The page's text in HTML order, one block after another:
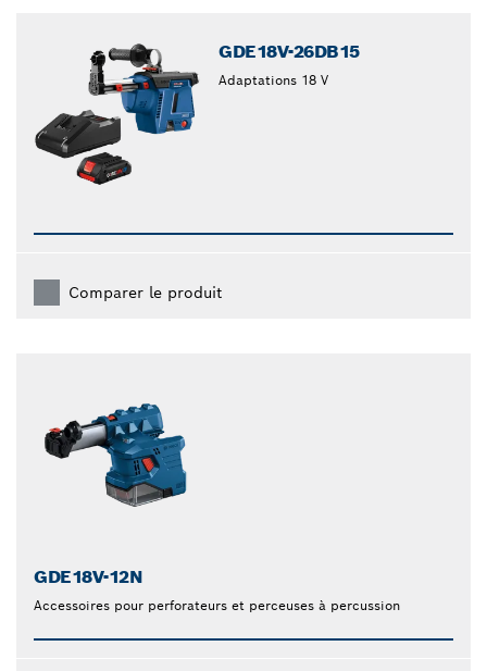
GDE18V-26DB15
Adaptations 18 V
Comparer le produit
GDE18V-12N
Accessoires pour perforateurs et perceuses à percussion